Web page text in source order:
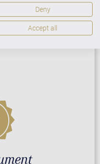
Deny
Accept all